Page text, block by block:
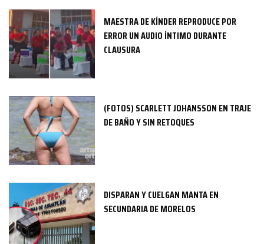
MAESTRA DE KÍNDER REPRODUCE POR
ERROR UN AUDIO ÍNTIMO DURANTE
CLAUSURA
(FOTOS) SCARLETT JOHANSSON EN TRAJE
DE BAÑO Y SIN RETOQUES
DISPARAN Y CUELGAN MANTA EN
SECUNDARIA DE MORELOS